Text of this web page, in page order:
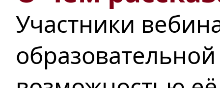
Участники